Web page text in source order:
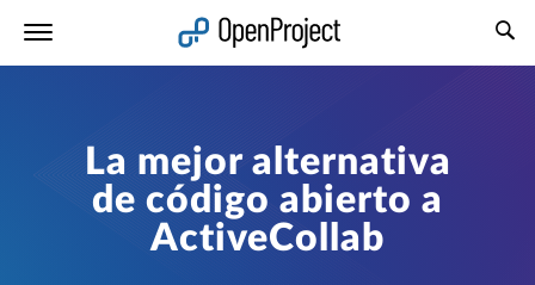
La mejor alternativa
de código abierto a
ActiveCollab
Abrir vínculo en un nuevo panel